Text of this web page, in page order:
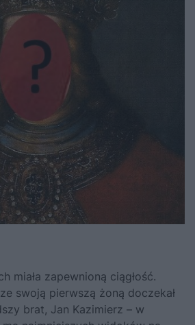
miała zapewnioną ciągłość.
ze swoją pierwszą żoną doczekał
brat, Jan Kazimierz – w